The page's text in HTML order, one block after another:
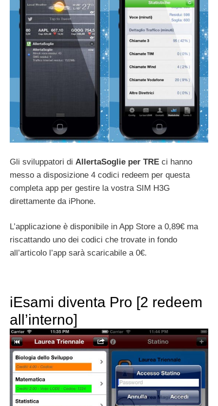
Gli sviluppatori di AllertaSoglie per TRE ci hanno
messo a disposizione 4 codici redeem per questa
completa app per gestire la vostra SIM H3G
direttamente da iPhone.
L’applicazione è disponibile in App Store a 0,89€ ma
riscattando uno dei codici che trovate in fondo
all’articolo l’app sarà scaricabile a 0€.
iEsami diventa Pro [2 redeem
all’interno]